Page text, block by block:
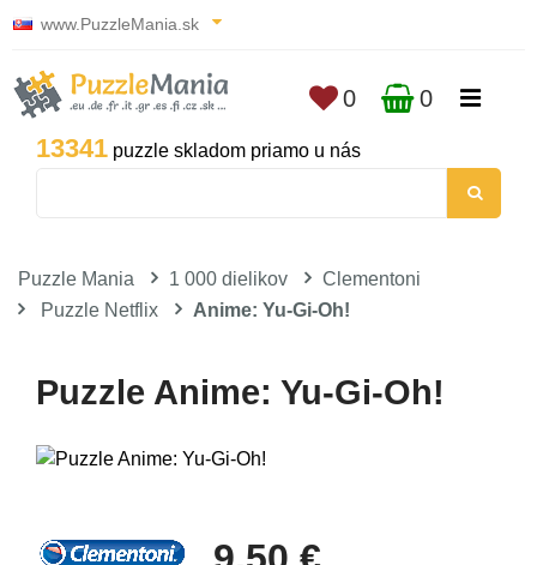
www.PuzzleMania.sk
13341 puzzle skladom priamo u nás
0 0
Puzzle Mania 1 000 dielikov
Clementoni
Puzzle Netflix
Anime: Yu-Gi-Oh!
Puzzle Anime: Yu-Gi-Oh!